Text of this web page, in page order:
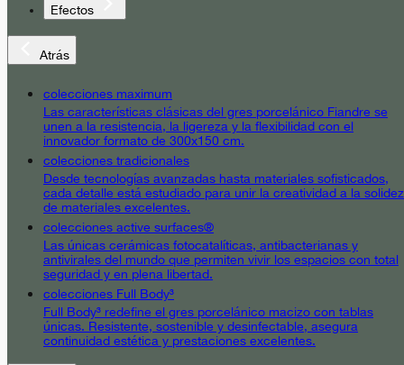
Efectos
Atrás
colecciones maximum
Las características clásicas del gres porcelánico Fiandre se
unen a la resistencia, la ligereza y la flexibilidad con el
innovador formato de 300x150 cm.
colecciones tradicionales
Desde tecnologías avanzadas hasta materiales sofisticados,
cada detalle está estudiado para unir la creatividad a la solidez
de materiales excelentes.
colecciones active surfaces®
Las únicas cerámicas fotocatalíticas, antibacterianas y
antivirales del mundo que permiten vivir los espacios con total
seguridad y en plena libertad.
colecciones Full Body³
Full Body³ redefine el gres porcelánico macizo con tablas
únicas. Resistente, sostenible y desinfectable, asegura
continuidad estética y prestaciones excelentes.